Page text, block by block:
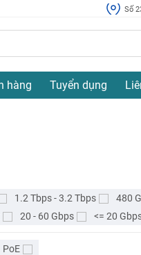
Số
hàng Tuyển dụng
1.2 Tbps - 3.2 Tbps 480
20 - 60 Gbps <= 20
PoE